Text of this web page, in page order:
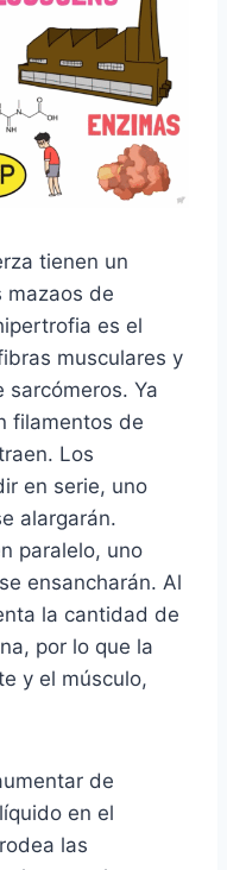
tienen un
mazaos de
es el
musculares y
sarcómeros. Ya
filamentos de
Los
en serie, uno
alargarán.
paralelo, uno
ensancharán. Al
la cantidad de
por lo que la
y el músculo,
de
en el
las